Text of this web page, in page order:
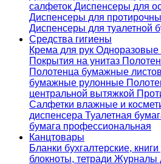
салфеток Диспенсеры для
Диспенсеры для
Диспенсеры для туалетной
Средства гигиены
Крема для рук Одноразовые
Покрытия на унитаз
Полотенца бумажные
бумажные рулонные
центральной вытяжкой
Салфетки влажные и
диспенсера Туалетная
бумага профессиональная
Канцтовары
Бланки бухгалтерские, книги
блокноты, тетради Журналы